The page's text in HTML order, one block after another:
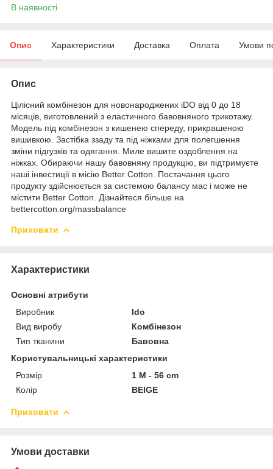
В наявності
Опис Характеристики Доставка Оплата Умови
Опис
Цілісний комбінезон для новонароджених iDO від 0 до 18
місяців, виготовлений з еластичного бавовняного трикотажу.
Модель під комбінезон з кишенею спереду, прикрашеною
вишивкою. Застібка ззаду та під ніжками для полегшення
зміни підгузків та одягання. Миле вишите оздоблення на
ніжках. Обираючи нашу бавовняну продукцію, ви підтримуєте
наші інвестиції в місію Better Cotton. Постачання цього
продукту здійснюється за системою балансу мас і може не
містити Better Cotton. Дізнайтеся більше на
bettercotton.org/massbalance
Приховати
Характеристики
Основні атрибути
Виробник
Ido
Вид виробу
Комбінезон
Тип тканини
Бавовна
Користувальницькі характеристики
Розмір
1 M - 56 cm
Колір
BEIGE
Приховати
Умови доставки